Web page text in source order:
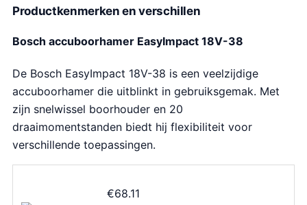
Productkenmerken en verschillen
Bosch accuboorhamer EasyImpact 18V-38
De Bosch EasyImpact 18V-38 is een veelzijdige
accuboorhamer die uitblinkt in gebruiksgemak. Met
zijn snelwissel boorhouder en 20
draaimomentstanden biedt hij flexibiliteit voor
verschillende toepassingen.
€68.11